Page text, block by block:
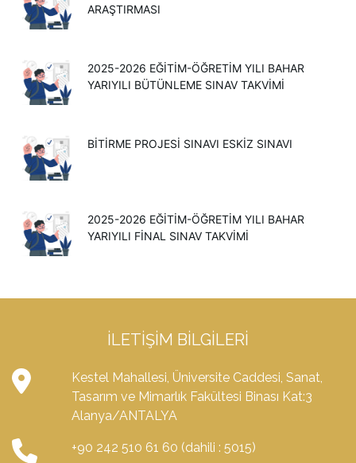
ARAŞTIRMASI
2025-2026 EĞITIM-ÖĞRETIM YILI BAHAR
YARIYILI BÜTÜNLEME SINAV TAKVIMI
BİTİRME PROJESİ SINAVI ESKİZ SINAVI
2025-2026 EĞITIM-ÖĞRETIM YILI BAHAR
YARIYILI FINAL SINAV TAKVIMI
İLETIŞIM BILGILERI
Kestel Mahallesi, Üniversite Caddesi, Sanat,
Tasarım ve Mimarlık Fakültesi Binası Kat:3
Alanya/ANTALYA
+90 242 510 61 60 (dahili : 5015)